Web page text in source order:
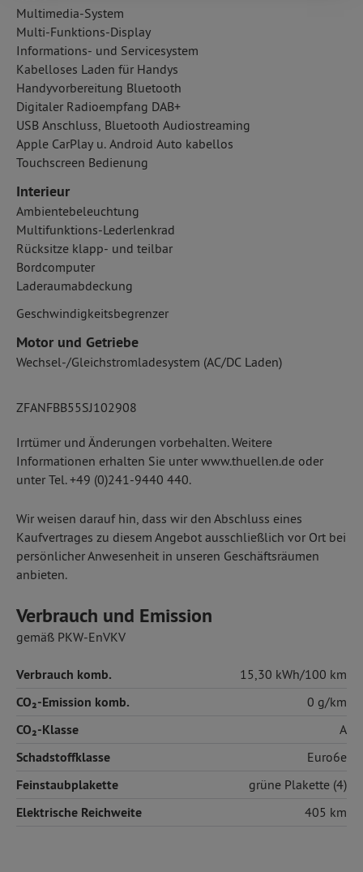
Multimedia-System
Multi-Funktions-Display
Informations- und Servicesystem
Kabelloses Laden für Handys
Handyvorbereitung Bluetooth
Digitaler Radioempfang DAB+
USB Anschluss, Bluetooth Audiostreaming
Apple CarPlay u. Android Auto kabellos
Touchscreen Bedienung
Interieur
Ambientebeleuchtung
Multifunktions-Lederlenkrad
Rücksitze klapp- und teilbar
Bordcomputer
Laderaumabdeckung
Geschwindigkeitsbegrenzer
Motor und Getriebe
Wechsel-/Gleichstromladesystem (AC/DC Laden)
ZFANFBB55SJ102908
Irrtümer und Änderungen vorbehalten. Weitere
Informationen erhalten Sie unter www.thuellen.de oder
unter Tel. +49 (0)241-9440 440.
Wir weisen darauf hin, dass wir den Abschluss eines
Kaufvertrages zu diesem Angebot ausschließlich vor Ort bei
persönlicher Anwesenheit in unseren Geschäftsräumen
anbieten.
Verbrauch und Emission
gemäß PKW-EnVKV
Verbrauch komb. 15,30 kWh/100 km
CO₂-Emission komb. 0 g/km
CO₂-Klasse A
Schadstoffklasse Euro6e
Feinstaubplakette grüne Plakette (4)
Elektrische Reichweite 405 km